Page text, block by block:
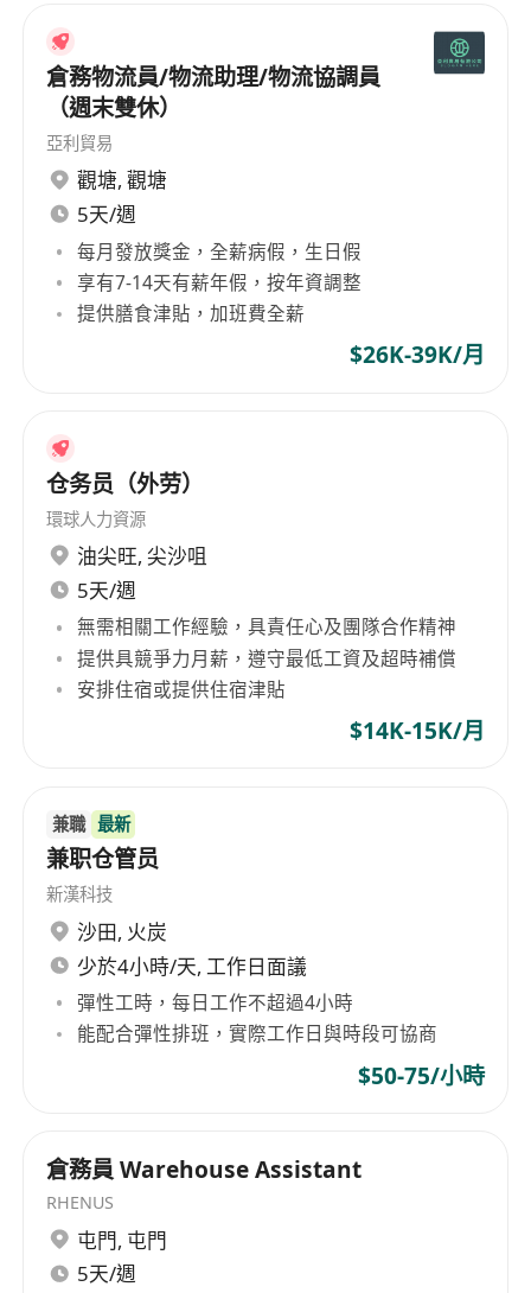
倉務物流員/物流助理/物流協調員
（週末雙休）
亞利貿易
觀塘, 觀塘
5天/週
每月發放獎金，全薪病假，生日假
享有7-14天有薪年假，按年資調整
提供膳食津貼，加班費全薪
$26K-39K/月
仓务员（外劳）
環球人力資源
油尖旺, 尖沙咀
5天/週
無需相關工作經驗，具責任心及團隊合作精神
提供具競爭力月薪，遵守最低工資及超時補償
安排住宿或提供住宿津貼
$14K-15K/月
兼職 最新
兼职仓管员
新漢科技
沙田, 火炭
少於4小時/天, 工作日面議
彈性工時，每日工作不超過4小時
能配合彈性排班，實際工作日與時段可協商
$50-75/小時
倉務員 Warehouse Assistant
RHENUS
屯門, 屯門
5天/週